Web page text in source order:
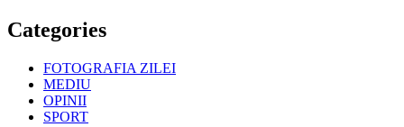
Categories
FOTOGRAFIA ZILEI
MEDIU
OPINII
SPORT